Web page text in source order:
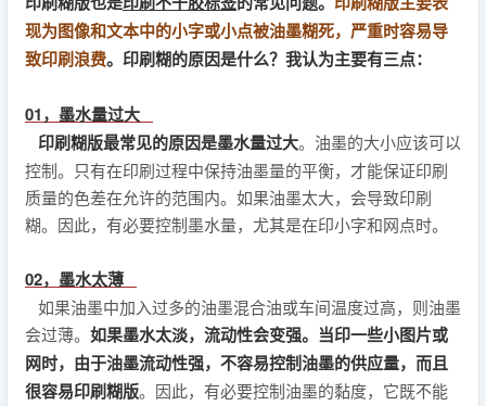
现为图像和文本中的小字或小点被油墨糊死，严重时容易导
致印刷浪费。印刷糊的原因是什么？我认为主要有三点：
01，墨水量过大
印刷糊版最常见的原因是墨水量过大。油墨的大小应该可以
控制。只有在印刷过程中保持油墨量的平衡，才能保证印刷
质量的色差在允许的范围内。如果油墨太大，会导致印刷
糊。因此，有必要控制墨水量，尤其是在印小字和网点时。
02，墨水太薄
如果油墨中加入过多的油墨混合油或车间温度过高，则油墨
会过薄。 如果墨水太淡，流动性会变强。当印一些小图片或
网时，由于油墨流动性强，不容易控制油墨的供应量，而且
很容易印刷糊版。因此，有必要控制油墨的黏度，它既不能